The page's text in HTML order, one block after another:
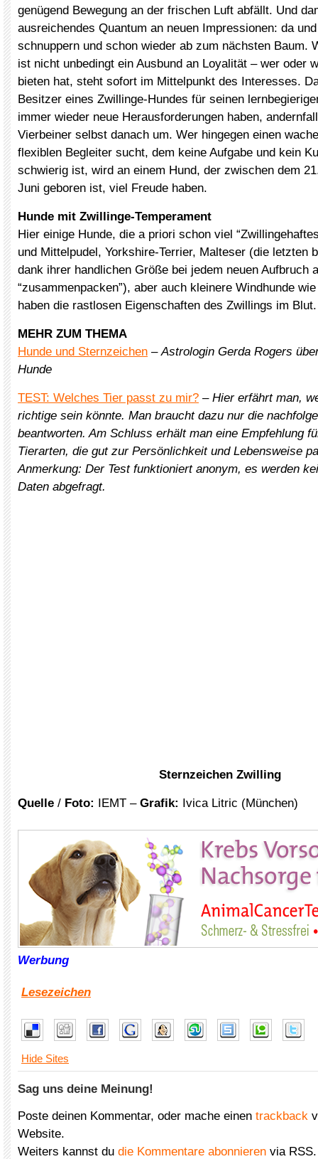
genügend Bewegung an der frischen Luft abfällt. Und
ausreichendes Quantum an neuen Impressionen: da
schnuppern und schon wieder ab zum nächsten Baum.
ist nicht unbedingt ein Ausbund an Loyalität – wer oder
bieten hat, steht sofort im Mittelpunkt des Interesses.
Besitzer eines Zwillinge-Hundes für seinen
immer wieder neue Herausforderungen haben,
Vierbeiner selbst danach um. Wer hingegen einen
flexiblen Begleiter sucht, dem keine Aufgabe und kein
schwierig ist, wird an einem Hund, der zwischen dem
Juni geboren ist, viel Freude haben.
Hunde mit Zwillinge-Temperament
Hier einige Hunde, die a priori schon viel
und Mittelpudel, Yorkshire-Terrier, Malteser (die letzten
dank ihrer handlichen Größe bei jedem neuen Aufbruch
“zusammenpacken”), aber auch kleinere Windhunde
haben die rastlosen Eigenschaften des Zwillings im Blut.
MEHR ZUM THEMA
Hunde und Sternzeichen –Astrologin Gerda Rogers
Hunde
TEST: Welches Tier passt zu mir? – Hier erfährt man,
richtige sein könnte. Man braucht dazu nur die
beantworten. Am Schluss erhält man eine Empfehlung
Tierarten, die gut zur Persönlichkeit und Lebensweise
Anmerkung: Der Test funktioniert anonym, es werden
Daten abgefragt.
Sternzeichen Zwilling
Quelle / Foto: IEMT – Grafik: Ivica Litric (München)
Werbung
Lesezeichen
Hide Sites
Sag uns deine Meinung!
Poste deinen Kommentar, oder mache einen trackback
Website.
Weiters kannst du die Kommentare abonnieren via RSS.